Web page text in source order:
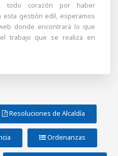
todo corazón por haber
gestión edil, esperamos
donde encontrará lo que
trabajo que se realiza en
Resoluciones de Alcaldía
Ordenanzas